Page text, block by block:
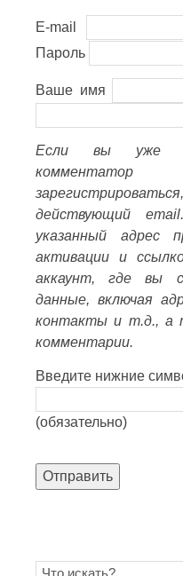
E-mail
Пароль
Ваше имя
Если вы уже
действующий
указанный адрес
активации и
аккаунт, где вы
данные, включая
контакты и т.д., а
комментарии.
Введите нижние
(обязательно)
Отправить